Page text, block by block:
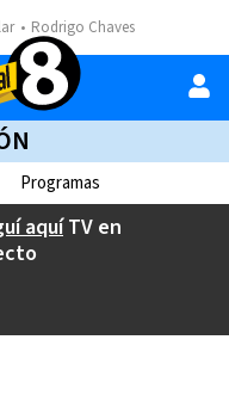
Rodrigo Chaves
Programas
aquíTV en